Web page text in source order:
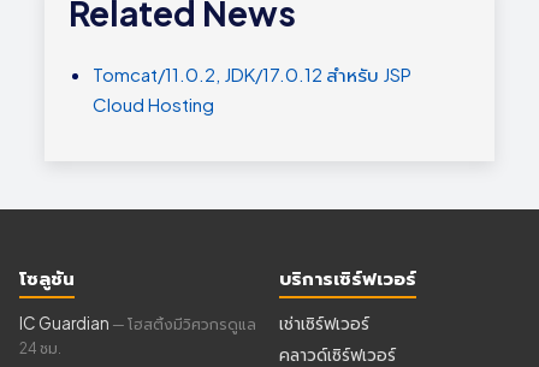
Related News
Tomcat/11.0.2, JDK/17.0.12 สำหรับ JSP
Cloud Hosting
โซลูชัน
IC Guardian — โฮสติ้งมีวิศวกรดูแล
24 ชม.
บริการเซิร์ฟเวอร์
เช่าเซิร์ฟเวอร์
คลาวด์เซิร์ฟเวอร์